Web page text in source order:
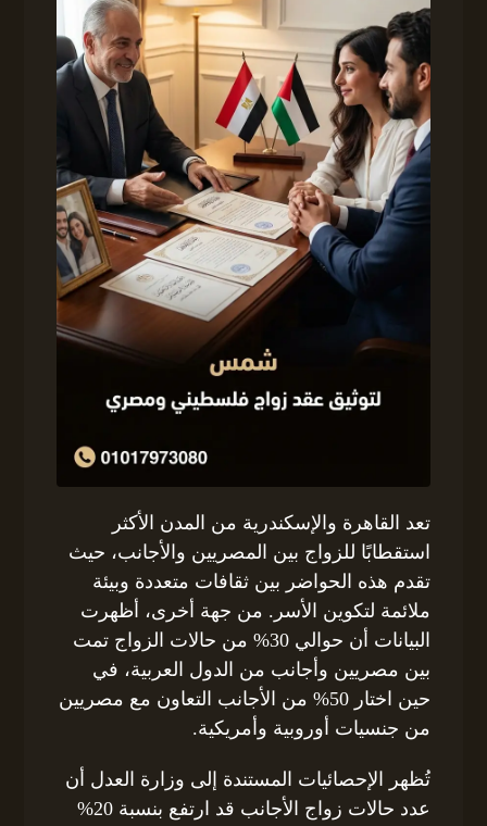
تعد القاهرة والإسكندرية من المدن الأكثر
استقطابًا للزواج بين المصريين والأجانب، حيث
تقدم هذه الحواضر بين ثقافات متعددة وبيئة
ملائمة لتكوين الأسر. من جهة أخرى، أظهرت
البيانات أن حوالي 30% من حالات الزواج تمت
بين مصريين وأجانب من الدول العربية، في
حين اختار 50% من الأجانب التعاون مع مصريين
من جنسيات أوروبية وأمريكية.
تُظهر الإحصائيات المستندة إلى وزارة العدل أن
عدد حالات زواج الأجانب قد ارتفع بنسبة 20%